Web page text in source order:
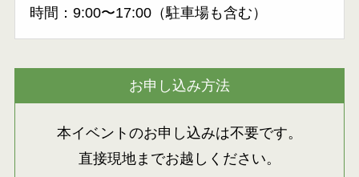
時間：9:00〜17:00（駐車場も含む）
お申し込み方法
本イベントのお申し込みは不要です。
直接現地までお越しください。